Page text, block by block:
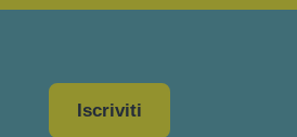
Iscriviti